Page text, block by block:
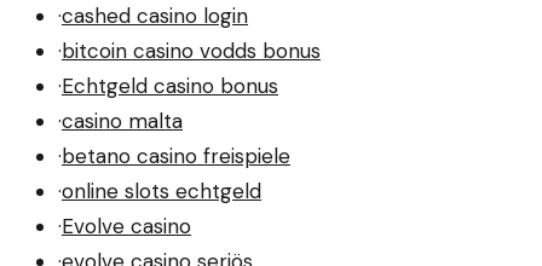
·cashed casino login
·bitcoin casino vodds bonus
·Echtgeld casino bonus
·casino malta
·betano casino freispiele
·online slots echtgeld
·Evolve casino